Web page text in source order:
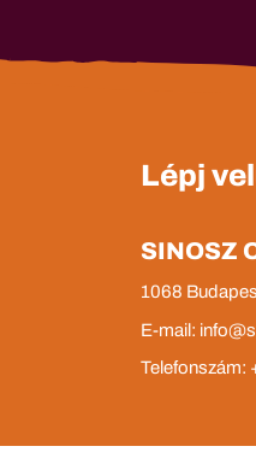
Lépj
SINOSZ
1068
E-mail:
Telefonszám: